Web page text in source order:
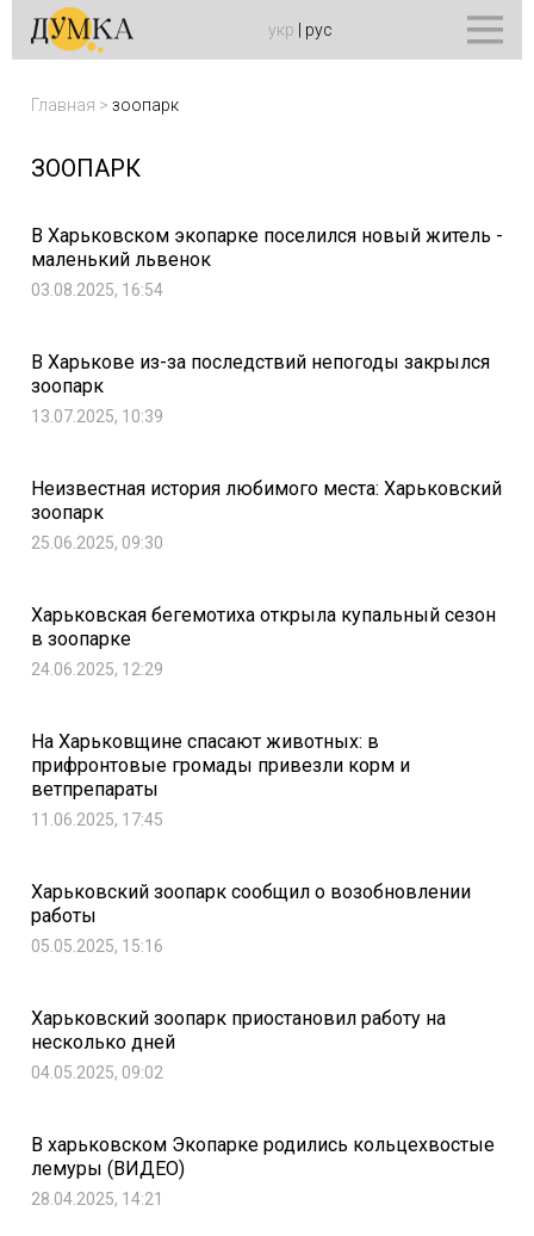
укр рус
Главная > зоопарк
ЗООПАРК
В Харьковском экопарке поселился новый житель -
маленький львенок
03.08.2025, 16:54
В Харькове из-за последствий непогоды закрылся
зоопарк
13.07.2025, 10:39
Неизвестная история любимого места: Харьковский
зоопарк
25.06.2025, 09:30
Харьковская бегемотиха открыла купальный сезон
в зоопарке
24.06.2025, 12:29
На Харьковщине спасают животных: в
прифронтовые громады привезли корм и
ветпрепараты
11.06.2025, 17:45
Харьковский зоопарк сообщил о возобновлении
работы
05.05.2025, 15:16
Харьковский зоопарк приостановил работу на
несколько дней
04.05.2025, 09:02
В харьковском Экопарке родились кольцехвостые
лемуры (ВИДЕО)
28.04.2025, 14:21